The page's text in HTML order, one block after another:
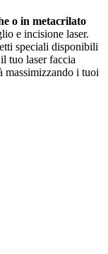
o in metacrilato
e incisione laser.
speciali disponibili
tuo laser faccia
massimizzando i tuoi